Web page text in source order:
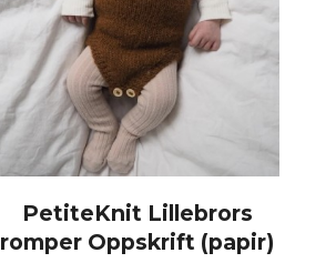
PetiteKnit Lillebrors
romper Oppskrift (papir)